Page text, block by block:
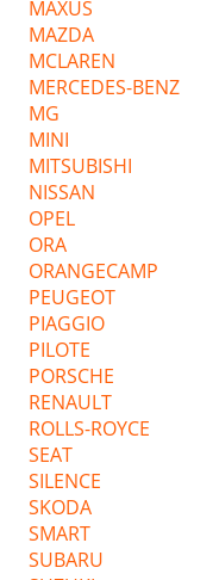
MAXUS
MAZDA
MCLAREN
MERCEDES-BENZ
MG
MINI
MITSUBISHI
NISSAN
OPEL
ORA
ORANGECAMP
PEUGEOT
PIAGGIO
PILOTE
PORSCHE
RENAULT
ROLLS-ROYCE
SEAT
SILENCE
SKODA
SMART
SUBARU